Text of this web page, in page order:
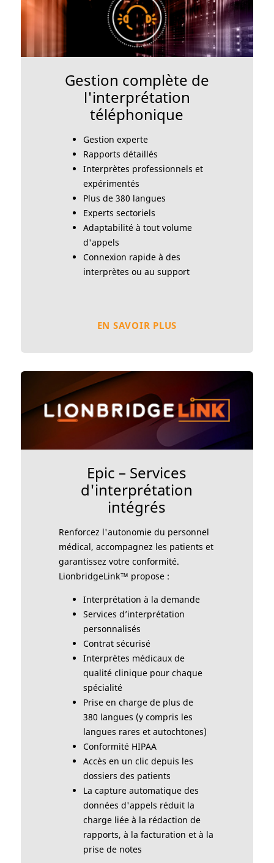
Gestion complète de
l'interprétation
téléphonique
Gestion experte
Rapports détaillés
Interprètes professionnels et
expérimentés
Plus de 380 langues
Experts sectoriels
Adaptabilité à tout volume
d'appels
Connexion rapide à des
interprètes ou au support
EN SAVOIR PLUS
Epic – Services
d'interprétation
intégrés
Renforcez l'autonomie du personnel
médical, accompagnez les patients et
garantissez votre conformité.
LionbridgeLink™ propose :
Interprétation à la demande
Services d’interprétation
personnalisés
Contrat sécurisé
Interprètes médicaux de
qualité clinique pour chaque
spécialité
Prise en charge de plus de
380 langues (y compris les
langues rares et autochtones)
Conformité HIPAA
Accès en un clic depuis les
dossiers des patients
La capture automatique des
données d'appels réduit la
charge liée à la rédaction de
rapports, à la facturation et à la
prise de notes